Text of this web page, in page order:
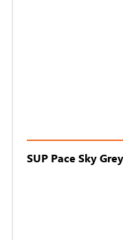
SUP Pace Sky Grey